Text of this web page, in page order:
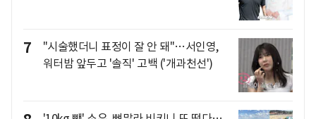
7
"시술했더니 표정이 잘 안 돼"…서인영,
워터밤 앞두고 '솔직' 고백 ('개과천선')